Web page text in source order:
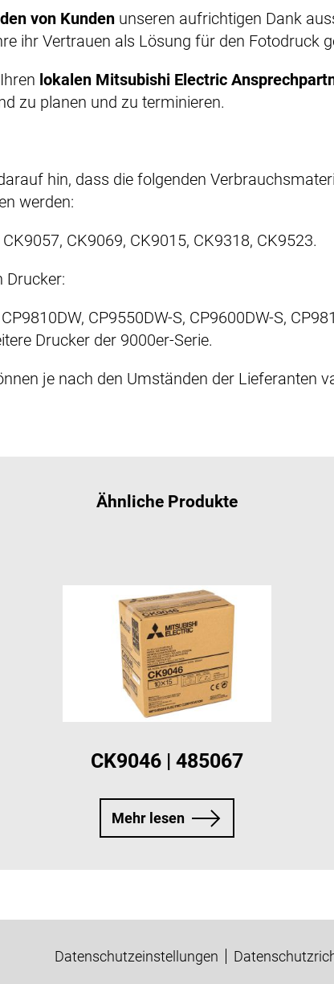
von Kundenunseren aufrichtigen Dank
ihr Vertrauen als Lösung für den Fotodruck
lokalen Mitsubishi Electric
zu planen und zu terminieren.
hin, dass die folgenden
werden:
CK9069, CK9015, CK9318, CK9523.
Drucker:
CP9550DW-S, CP9600DW-S,
Drucker der 9000er-Serie.
je nach den Umständen der Lieferanten
Ähnliche Produkte
CK9046 | 485067
Mehr lesen
Datenschutzeinstellungen